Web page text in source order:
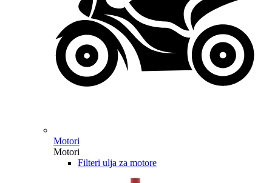
Motori
Motori
Filteri ulja za motore